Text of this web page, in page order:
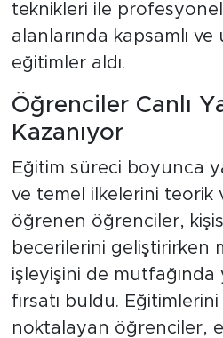
teknikleri ile
alanlarında kapsamlı ve
eğitimler aldı.
Öğrenciler Canlı
Kazanıyor
Eğitim süreci boyunca
ve temel ilkelerini teorik
öğrenen öğrenciler,
becerilerini geliştirirken
işleyişini de mutfağında
fırsatı buldu. Eğitimlerini
noktalayan öğrenciler,